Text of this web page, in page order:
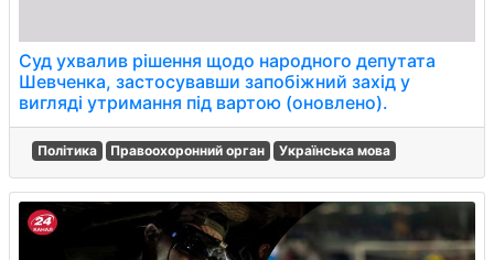
Суд ухвалив рішення щодо народного депутата
Шевченка, застосувавши запобіжний захід у
вигляді утримання під вартою (оновлено).
Політика Правоохоронний орган Українська мова